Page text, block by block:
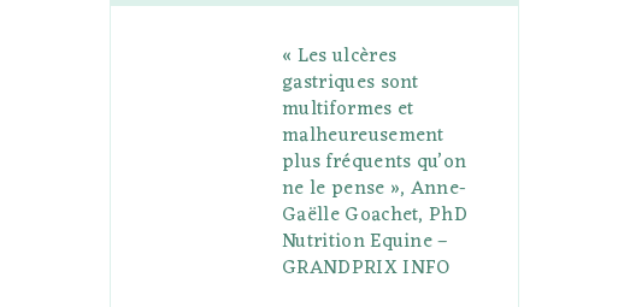
b
t
l
e
P
u
s
a
g
r
a
e
r
e
s
o
l
« Les ulcères
gastriques sont
multiformes et
malheureusement
plus fréquents qu’on
ne le pense », Anne-
Gaëlle Goachet, PhD
Nutrition Equine –
GRANDPRIX INFO